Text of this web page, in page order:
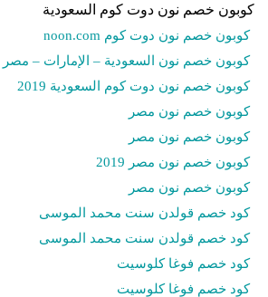
كوبون خصم نون دوت كوم السعودية
كوبون خصم نون دوت كوم noon.com
كوبون خصم نون السعودية – الإمارات – مصر
كوبون خصم نون دوت كوم السعودية 2019
كوبون خصم نون مصر
كوبون خصم نون مصر
كوبون خصم نون مصر 2019
كوبون خصم نون مصر
كود خصم قولدن سنت محمد الموسى
كود خصم قولدن سنت محمد الموسى
كود خصم فوغا كلوسيت
كود خصم فوغا كلوسيت